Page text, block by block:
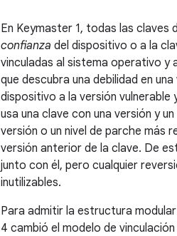
En Keymaster 1, todas las
confianza del dispositivo o a la
vinculadas al sistema operativo y
que descubra una debilidad en
dispositivo a la versión vulnerable
usa una clave con una versión y
versión o un nivel de parche más
versión anterior de la clave. De
junto con él, pero cualquier
inutilizables.
Para admitir la estructura
4 cambió el modelo de